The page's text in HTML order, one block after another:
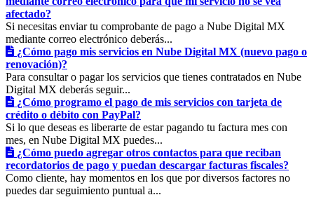
afectado?
Si necesitas enviar tu comprobante de pago a Nube Digital MX
mediante correo electrónico deberás...
¿Cómo pago mis servicios en Nube Digital MX (nuevo pago o
renovación)?
Para consultar o pagar los servicios que tienes contratados en Nube
Digital MX deberás seguir...
¿Cómo programo el pago de mis servicios con tarjeta de
crédito o débito con PayPal?
Si lo que deseas es liberarte de estar pagando tu factura mes con
mes, en Nube Digital MX puedes...
¿Cómo puedo agregar otros contactos para que reciban
recordatorios de pago y puedan descargar facturas fiscales?
Como cliente, hay momentos en los que por diversos factores no
puedes dar seguimiento puntual a...